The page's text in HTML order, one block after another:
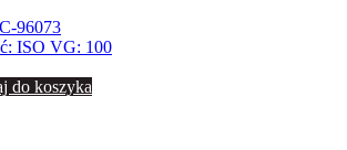
96073
ISO VG: 100
do koszyka